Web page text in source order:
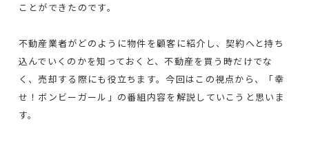
ことができたのです。
不動産業者がどのように物件を顧客に紹介し、契約へと持ち
込んでいくのかを知っておくと、不動産を買う時だけでな
く、売却する際にも役立ちます。今回はこの視点から、「幸
せ！ボンビーガール」の番組内容を解説していこうと思いま
す。